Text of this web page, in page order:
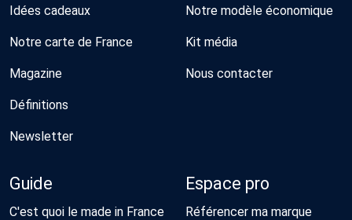
Idées cadeaux
Notre carte de France
Magazine
Définitions
Newsletter
Notre modèle économique
Kit média
Nous contacter
Guide
C'est quoi le made in France
Espace pro
Référencer ma marque